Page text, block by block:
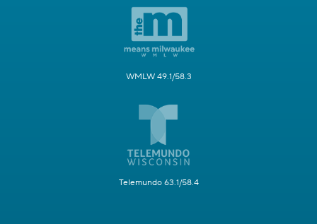
WMLW 49.1/58.3
Telemundo 63.1/58.4